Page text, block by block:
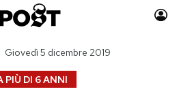
Auto
PIÙ DI 6 ANNI
Giovedì 5 dicembre 2019